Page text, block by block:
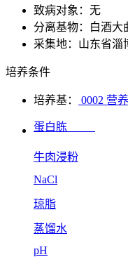
致病对象：无
分离基物：白酒大
采集地：山东省淄
培养条件
培养基： 0002 营
蛋白胨
牛肉浸粉
NaCl
琼脂
蒸馏水
pH